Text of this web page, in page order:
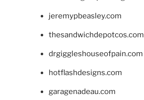
jeremypbeasley.com
thesandwichdepotcos.com
drgiggleshouseofpain.com
hotflashdesigns.com
garagenadeau.com